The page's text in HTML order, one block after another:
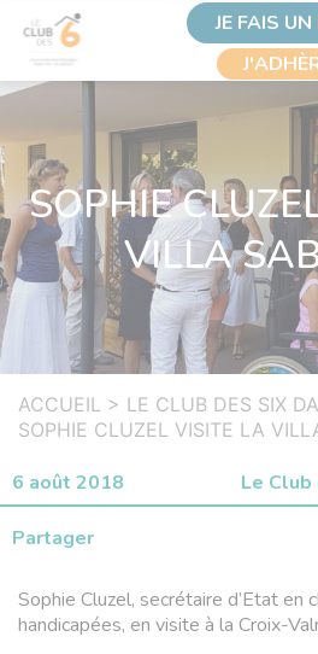
JE FAIS
SOPHIE
VILLA
ACCUEIL > LE CLUB DES SIX
SOPHIE CLUZEL VISITE LA
6 août 2018 Le
Partager
Sophie Cluzel, secrétaire d’Etat en
handicapées, en visite à la Croix-